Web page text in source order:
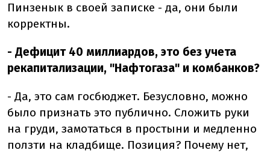
Пинзенык в своей записке - да, они были
корректны.
- Дефицит 40 миллиардов, это без учета
рекапитализации, "Нафтогаза" и комбанков?
- Да, это сам госбюджет. Безусловно, можно
было признать это публично. Сложить руки
на груди, замотаться в простыни и медленно
ползти на кладбище. Позиция? Почему нет,